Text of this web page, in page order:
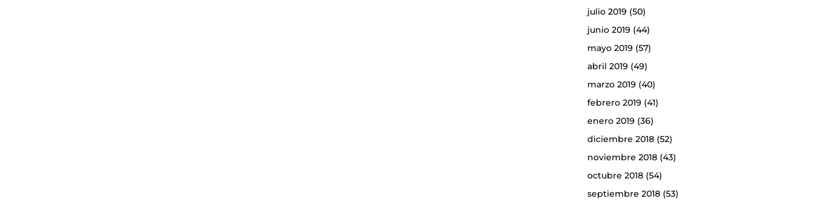
julio 2019 (50)
junio 2019 (44)
mayo 2019 (57)
abril 2019 (49)
marzo 2019 (40)
febrero 2019 (41)
enero 2019 (36)
diciembre 2018(52)
noviembre 2018(43)
octubre 2018(54)
septiembre 2018(53)